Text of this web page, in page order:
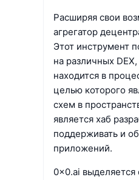
Расширяя свои
агрегатор
Этот инструмент
на различных
находится в
целью которого
схем в
является хаб
поддерживать и
приложений.
0x0.ai